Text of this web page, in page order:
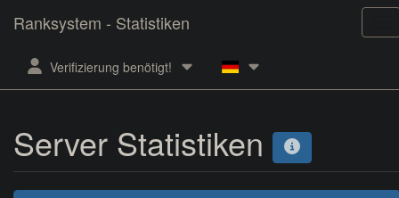
Ranksystem - Statistiken
Verifizierung benötigt!
Server Statistiken